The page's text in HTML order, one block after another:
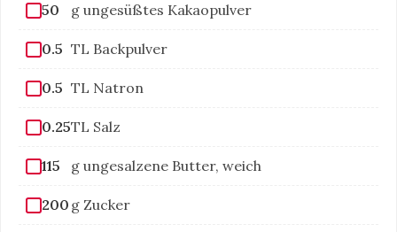
50 g ungesüßtes Kakaopulver
0.5 TL Backpulver
0.5 TL Natron
0.25TL Salz
115 g ungesalzene Butter, weich
200 g Zucker